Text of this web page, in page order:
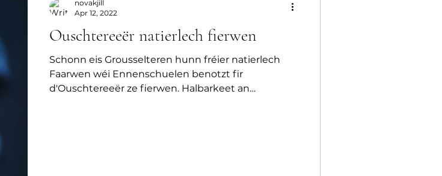
Ouschtereeër natierlech fierwen
Schonn eis Grousselteren hunn fréier natierlech
Faarwen wéi Ennenschuelen benotzt fir
d'Ouschtereeër ze fierwen. Halbarkeet an
novakjill
Apr 12, 2022